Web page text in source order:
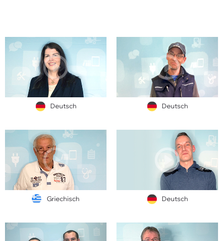
Deutsch Deutsch
Griechisch Deutsch